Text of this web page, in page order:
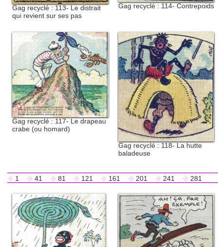
Gag recyclé : 113- Le distrait
qui revient sur ses pas
Gag recyclé : 114- Contrepoids
Gag recyclé : 117- Le drapeau
crabe (ou homard)
Gag recyclé : 118- La hutte
baladeuse
1 41 81 121 161 201 241 281